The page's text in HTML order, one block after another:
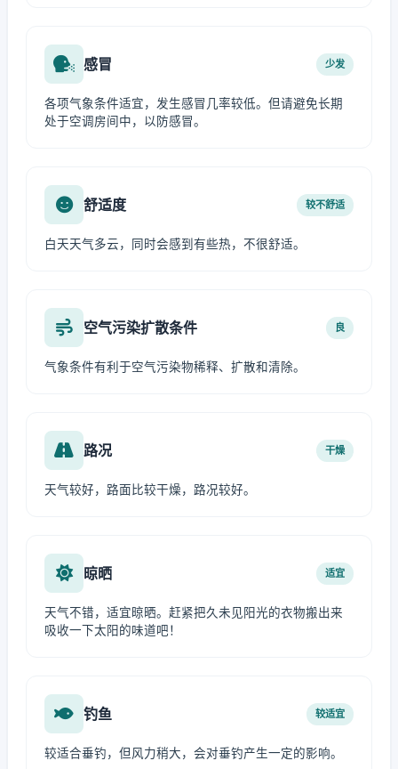
感冒 少发
各项气象条件适宜，发生感冒几率较低。但请避免长期
处于空调房间中，以防感冒。
舒适度 较不舒适
白天天气多云，同时会感到有些热，不很舒适。
空气污染扩散条件 良
气象条件有利于空气污染物稀释、扩散和清除。
路况 干燥
天气较好，路面比较干燥，路况较好。
晾晒 适宜
天气不错，适宜晾晒。赶紧把久未见阳光的衣物搬出来
吸收一下太阳的味道吧！
钓鱼 较适宜
较适合垂钓，但风力稍大，会对垂钓产生一定的影响。